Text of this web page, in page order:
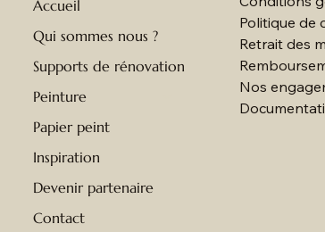
Accueil
Qui sommes nous ?
Supports de rénovation
Peinture
Papier peint
Inspiration
Devenir partenaire
Contact
Politique de
Retrait des
Nos